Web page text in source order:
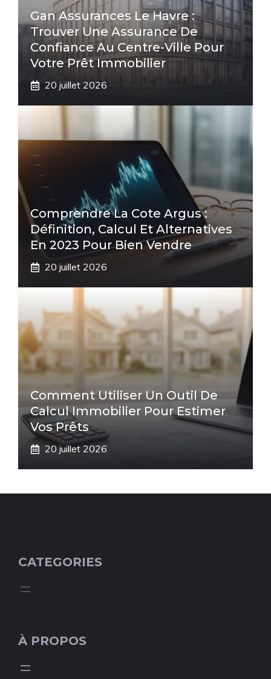
Gan Assurances Le Havre :
Trouver Une Assurance De
Confiance Au Centre-Ville Pour
Votre Prêt Immobilier
20 juillet 2026
Comprendre La Cote Argus :
Définition, Calcul Et Alternatives
En 2023 Pour Bien Vendre
20 juillet 2026
Comment Utiliser Un Outil De
Calcul Immobilier Pour Estimer
Vos Prêts
20 juillet 2026
CATEGORIES
À PROPOS